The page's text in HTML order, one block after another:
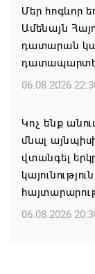
Մեր հոգևոր
Ամենայն
դատարան
06.08.2026
Կոչ ենք
մնալ
վտանգել
06.08.2026